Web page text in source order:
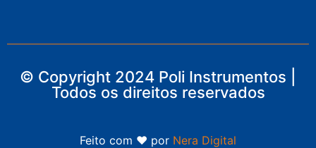
© Copyright 2024 Poli Instrumentos |
Todos os direitos reservados
Feito com ❤ por Nera Digital